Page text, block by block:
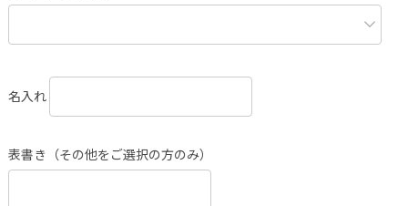
名入れ
表書き（その他をご選択の方のみ）